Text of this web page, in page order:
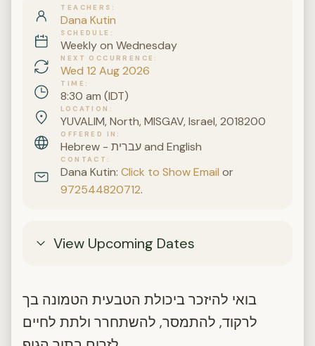
TEACHERS
Dana Kutin
SCHEDULE
Weekly on Wednesday
NEXT OCCURRENCE
Wed 12 Aug 2026
TIME
8:30 am (IDT)
LOCATION
YUVALIM, North, MISGAV, Israel, 2018200
OFFERED IN
Hebrew - עברית and English
CONTACT
Dana Kutin:Click to Show Email or
972544820712.
View Upcoming Dates
בואי להיזכר ביכולת הטבעית הטמונה בך
לרקוד, להתמסר, להשתחרר ולתת לחיים